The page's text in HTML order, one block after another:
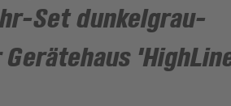
Set dunkelgrau-